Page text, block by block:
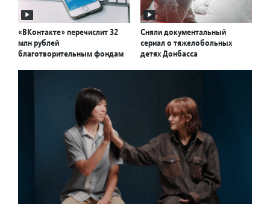
«ВКонтакте» перечислит 32
млн рублей
благотворительным фондам
Сняли документальный
сериал о тяжелобольных
детях Донбасса